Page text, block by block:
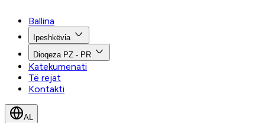
Ballina
Ipeshkëvia
Dioqeza PZ - PR
Katekumenati
Të rejat
Kontakti
AL